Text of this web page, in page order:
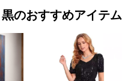
黒のおすすめアイテム